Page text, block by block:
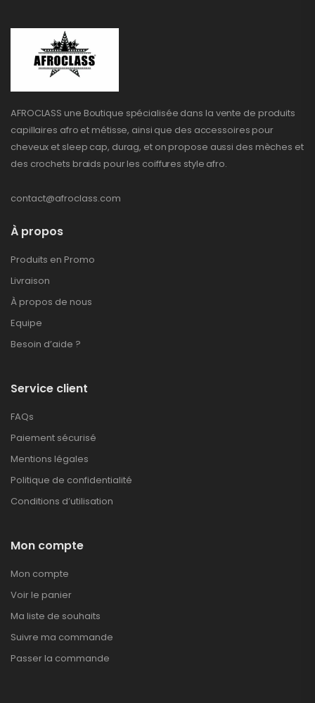
AFROCLASS une Boutique spécialisée dans la vente de produits
capillaires afro et métisse, ainsi que des accessoires pour
cheveux et sleep cap, durag, et on propose aussi des mèches et
des crochets braids pour les coiffures style afro.
contact@afroclass.com
À propos
Produits en Promo
Livraison
À propos de nous
Equipe
Besoin d’aide ?
Service client
FAQs
Paiement sécurisé
Mentions légales
Politique de confidentialité
Conditions d’utilisation
Mon compte
Mon compte
Voir le panier
Ma liste de souhaits
Suivre ma commande
Passer la commande